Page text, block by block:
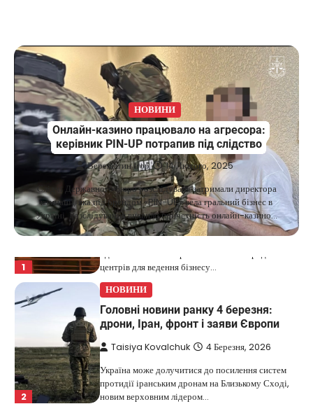
НОВИНИ
Онлайн-казино працювало на агресора:
керівник PIN-UP потрапив під слідство
Верещагин Ігор 14 Лютого, 2025
Слідчі Державного бюро розслідувань затримали директора
компанії, яка під брендом «PIN-UP» вела гральний бізнес в
Україні. Розслідування виявило причетність онлайн-казино…
5
Kolomysheva Anastasiya
17 Червня,
2025
У США не виключають застосування сили проти
Ірану, якщо дипломатичні переговори не
принесуть бажаних результатів.…
1
НОВИНИ
Дубай зберігає статус глобального
хабу та приваблює український
бізнес
Taisiya Kovalchuk 5 Березня, 2026
Дубай протягом багатьох років утримує статус
одного з найбільш привабливих міжнародних
центрів для ведення бізнесу…
2
НОВИНИ
Головні новини ранку 4 березня:
дрони, Іран, фронт і заяви Європи
Taisiya Kovalchuk 4 Березня, 2026
Україна може долучитися до посилення систем
протидії іранським дронам на Близькому Сході,
новим верховним лідером…